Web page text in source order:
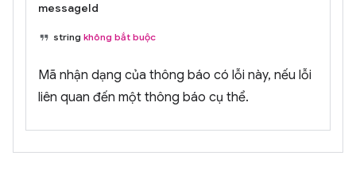
messageId
string không bắt buộc
Mã nhận dạng của thông báo có lỗi này, nếu lỗi
liên quan đến một thông báo cụ thể.